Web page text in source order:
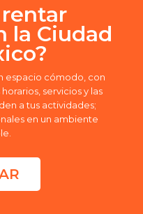
la Ciudad
espacio cómodo, con
servicios y las
a tus actividades;
en un ambiente